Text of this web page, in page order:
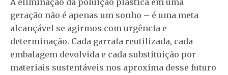
A eliminação da poluição plástica em uma
geração não é apenas um sonho – é uma meta
alcançável se agirmos com urgência e
determinação. Cada garrafa reutilizada, cada
embalagem devolvida e cada substituição por
materiais sustentáveis nos aproxima desse futuro